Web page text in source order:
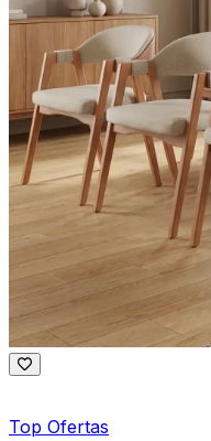
Top Ofertas